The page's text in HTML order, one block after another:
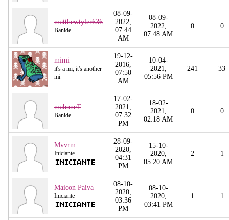
matthewtyler636
Banide
08-09-
2022,
07:44
AM
08-09-
2022,
07:48 AM
0 0
mimi
it's a mi, it's another
mi
19-12-
2016,
07:50
AM
10-04-
2021,
05:56 PM
241 33
mahoneT
Banide
17-02-
2021,
07:32
PM
18-02-
2021,
02:18 AM
0 0
Mvvrm
Iniciante
28-09-
2020,
04:31
PM
15-10-
2020,
05:20 AM
2 1
Maicon Paiva
Iniciante
08-10-
2020,
03:36
PM
08-10-
2020,
03:41 PM
1 1